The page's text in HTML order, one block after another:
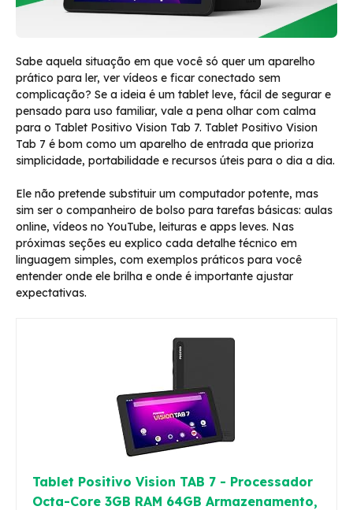
Sabe aquela situação em que você só quer um aparelho
prático para ler, ver vídeos e ficar conectado sem
complicação? Se a ideia é um tablet leve, fácil de segurar e
pensado para uso familiar, vale a pena olhar com calma
para o Tablet Positivo Vision Tab 7. Tablet Positivo Vision
Tab 7 é bom como um aparelho de entrada que prioriza
simplicidade, portabilidade e recursos úteis para o dia a dia.
Ele não pretende substituir um computador potente, mas
sim ser o companheiro de bolso para tarefas básicas: aulas
online, vídeos no YouTube, leituras e apps leves. Nas
próximas seções eu explico cada detalhe técnico em
linguagem simples, com exemplos práticos para você
entender onde ele brilha e onde é importante ajustar
expectativas.
Tablet Positivo Vision TAB 7 - Processador
Octa-Core 3GB RAM 64GB Armazenamento,